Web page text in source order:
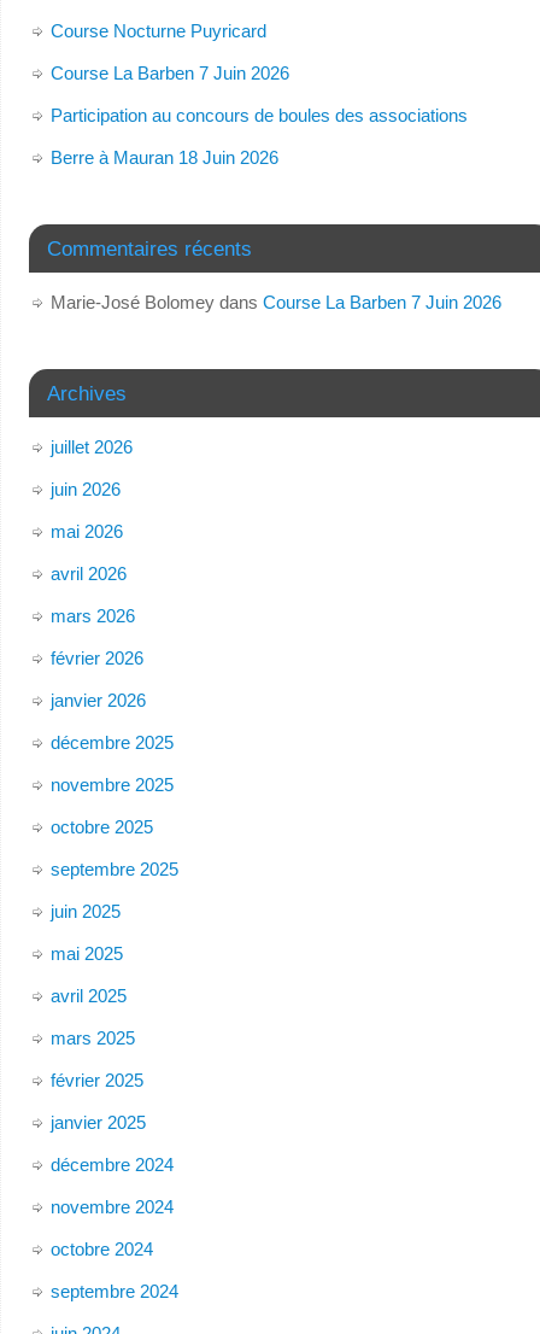
Course Nocturne Puyricard
Course La Barben 7 Juin 2026
Participation au concours de boules des associations
Berre à Mauran 18 Juin 2026
Commentaires récents
Marie-José Bolomeydans Course La Barben 7 Juin 2026
Archives
juillet 2026
juin 2026
mai 2026
avril 2026
mars 2026
février 2026
janvier 2026
décembre 2025
novembre 2025
octobre 2025
septembre 2025
juin 2025
mai 2025
avril 2025
mars 2025
février 2025
janvier 2025
décembre 2024
novembre 2024
octobre 2024
septembre 2024